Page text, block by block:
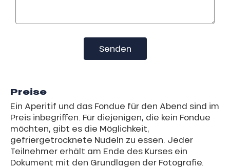
Senden
Preise
Ein Aperitif und das Fondue für den Abend sind im
Preis inbegriffen. Für diejenigen, die kein Fondue
möchten, gibt es die Möglichkeit,
gefriergetrocknete Nudeln zu essen. Jeder
Teilnehmer erhält am Ende des Kurses ein
Dokument mit den Grundlagen der Fotografie.